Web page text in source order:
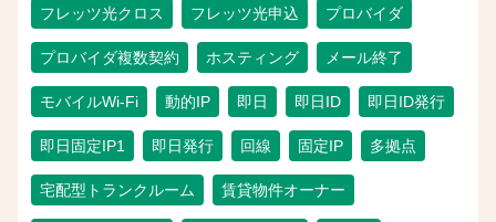
フレッツ光クロス フレッツ光申込 プロバイダ
プロバイダ複数契約 ホスティング メール終了
モバイルWi-Fi 動的IP 即日 即日ID 即日ID発行
即日固定IP1 即日発行 回線 固定IP 多拠点
宅配型トランクルーム 賃貸物件オーナー